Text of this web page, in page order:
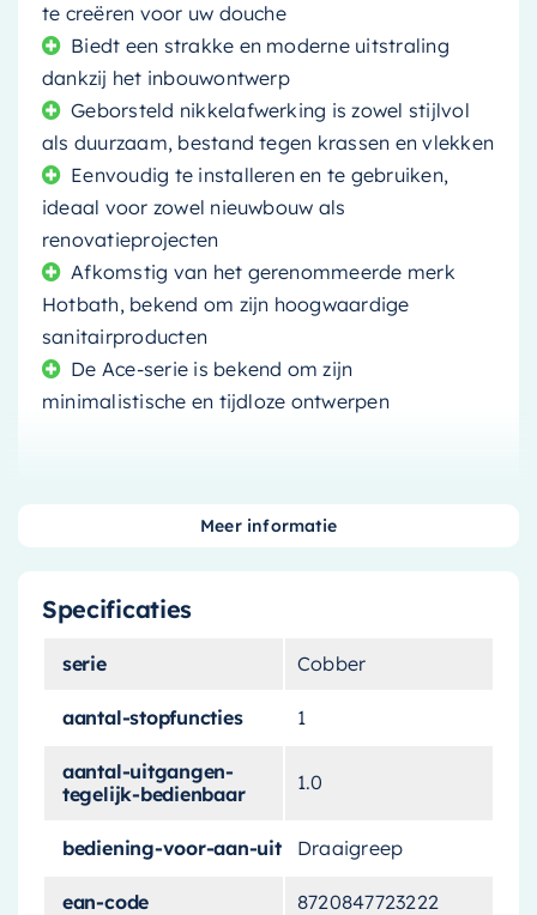
te creëren voor uw douche
Biedt een strakke en moderne uitstraling
dankzij het inbouwontwerp
Geborsteld nikkelafwerking is zowel stijlvol
als duurzaam, bestand tegen krassen en vlekken
Eenvoudig te installeren en te gebruiken,
ideaal voor zowel nieuwbouw als
renovatieprojecten
Afkomstig van het gerenommeerde merk
Hotbath, bekend om zijn hoogwaardige
sanitairproducten
De Ace-serie is bekend om zijn
minimalistische en tijdloze ontwerpen
upgrade met de Hotbath Ace
Inbouw Douchemengkraan
Ace Inbouw Douchemengkraan. Deze
douchemengkraan heeft een stijlvolle afwerking
in geborsteld nikkel die uw badkamer een
Specificaties
serie Cobber
aantal-stopfuncties 1
aantal-uitgangen-
tegelijk-bedienbaar
1.0
bediening-voor-aan-uit Draaigreep
ean-code 8720847723222
Meer informatie